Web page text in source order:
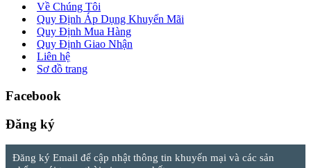
Về Chúng Tôi
Quy Định Áp Dụng Khuyến Mãi
Quy Định Mua Hàng
Quy Định Giao Nhận
Liên hệ
Sơ đồ trang
Facebook
Đăng ký
Đăng ký Email để cập nhật thông tin khuyến mại và các sản